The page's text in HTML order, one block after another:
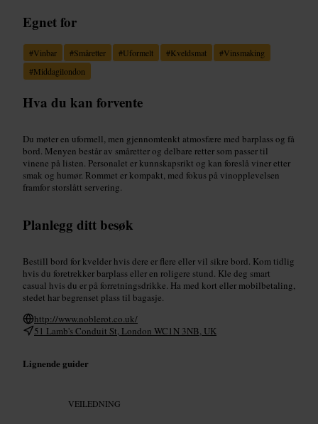
Egnet for
#Vinbar #Småretter #Uformelt #Kveldsmat #Vinsmaking
#Middagilondon
Hva du kan forvente
Du møter en uformell, men gjennomtenkt atmosfære med barplass og få
bord. Menyen består av småretter og delbare retter som passer til
vinene på listen. Personalet er kunnskapsrikt og kan foreslå viner etter
smak og humør. Rommet er kompakt, med fokus på vinopplevelsen
framfor storslått servering.
Planlegg ditt besøk
Bestill bord for kvelder hvis dere er flere eller vil sikre bord. Kom tidlig
hvis du foretrekker barplass eller en roligere stund. Kle deg smart
casual hvis du er på forretningsdrikke. Ha med kort eller mobilbetaling,
stedet har begrenset plass til bagasje.
http://www.noblerot.co.uk/
51 Lamb's Conduit St, London WC1N 3NB, UK
Lignende guider
VEILEDNING